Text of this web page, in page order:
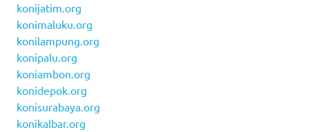
konijatim.org
konimaluku.org
konilampung.org
konipalu.org
koniambon.org
konidepok.org
konisurabaya.org
konikalbar.org